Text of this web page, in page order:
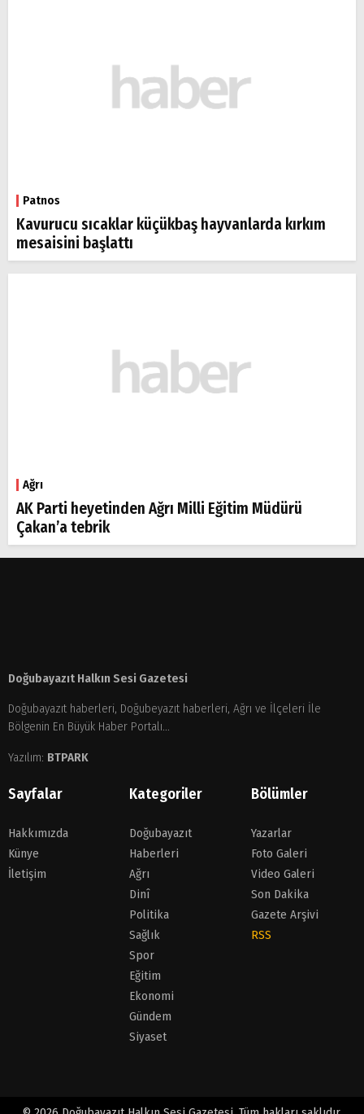
Patnos
Kavurucu sıcaklar küçükbaş hayvanlarda kırkım
mesaisini başlattı
Ağrı
AK Parti heyetinden Ağrı Milli Eğitim Müdürü
Çakan’a tebrik
Doğubayazıt Halkın Sesi Gazetesi
Doğubayazıt haberleri, Doğubeyazıt haberleri, Ağrı ve İlçeleri İle
Bölgenin En Büyük Haber Portalı...
Yazılım: BTPARK
Sayfalar
Hakkımızda
Künye
İletişim
Kategoriler
Doğubayazıt
Haberleri
Ağrı
Dinî
Politika
Sağlık
Spor
Eğitim
Ekonomi
Gündem
Siyaset
Bölümler
Yazarlar
Foto Galeri
Video Galeri
Son Dakika
Gazete Arşivi
RSS